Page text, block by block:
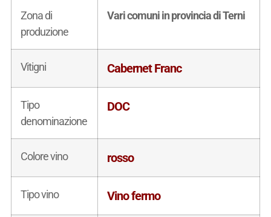
Zona di
produzione
Vari comuni in provincia di Terni
Vitigni Cabernet Franc
Tipo
denominazione
DOC
Colore vino rosso
Tipo vino Vino fermo